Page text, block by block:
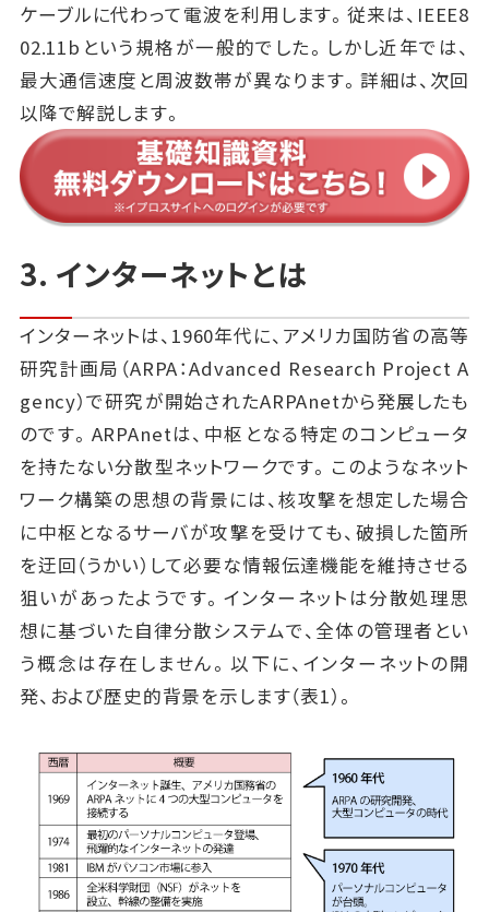
ケーブルに代わって電波を利用します。従来は、IEEE8
02.11bという規格が一般的でした。しかし近年では、
最大通信速度と周波数帯が異なります。詳細は、次回
以降で解説します。
3. インターネットとは
インターネットは、1960年代に、アメリカ国防省の高等
研究計画局（ARPA：Advanced Research Project A
gency）で研究が開始されたARPAnetから発展したも
のです。ARPAnetは、中枢となる特定のコンピュータ
を持たない分散型ネットワークです。このようなネット
ワーク構築の思想の背景には、核攻撃を想定した場合
に中枢となるサーバが攻撃を受けても、破損した箇所
を迂回（うかい）して必要な情報伝達機能を維持させる
狙いがあったようです。インターネットは分散処理思
想に基づいた自律分散システムで、全体の管理者とい
う概念は存在しません。以下に、インターネットの開
発、および歴史的背景を示します（表1）。